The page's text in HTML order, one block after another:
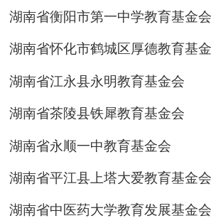
湖南省衡阳市第一中学教育基金会
湖南省怀化市鹤城区厚德教育基
湖南省江永县永明教育基金会
湖南省茶陵县铁犀教育基金会
湖南省永顺一中教育基金会
湖南省平江县上塔大爱教育基金会
湖南省中医药大学教育发展基金会